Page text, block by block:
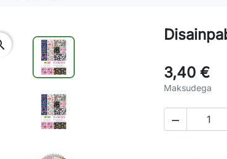
3,40 €
Maksudega
